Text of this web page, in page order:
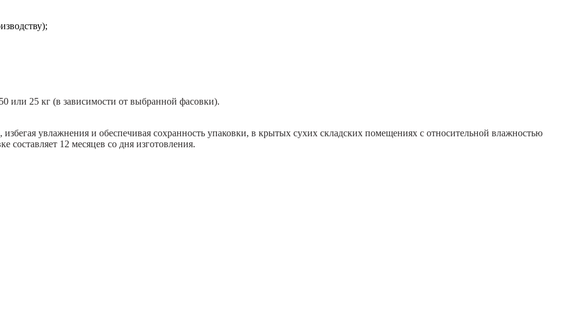
или 25 кг (в зависимости от выбранной фасовки).
увлажнения и обеспечивая сохранность упаковки, в крытых сухих складских помещениях с относительной влажностью
составляет 12 месяцев со дня изготовления.